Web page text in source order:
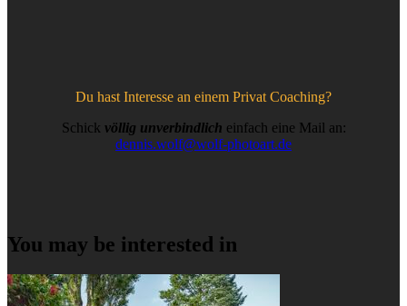
Du hast Interesse an einem Privat Coaching?
Schick völlig unverbindlich einfach eine Mail an:
dennis.wolf@wolf-photoart.de
You may be interested in